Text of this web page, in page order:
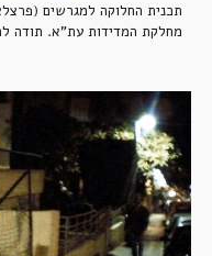
תכנית החלוקה למגרשים
מחלקת המדידות עת"א. תודה